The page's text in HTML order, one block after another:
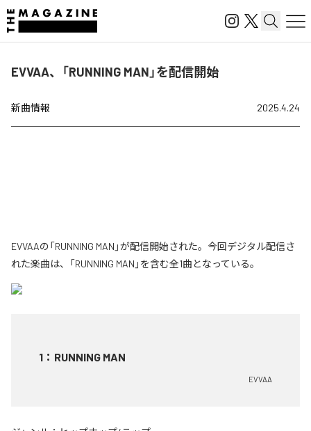
EVVAA、「RUNNING MAN」を配信開始
新曲情報 2025.4.24
EVVAAの「RUNNING MAN」が配信開始された。今回デジタル配信さ
れた楽曲は、「RUNNING MAN」を含む全1曲となっている。
1 ： RUNNING MAN
EVVAA